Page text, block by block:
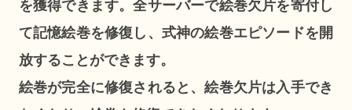
を獲得できます。全サーバーで絵巻欠片を寄付し
て記憶絵巻を修復し、式神の絵巻エピソードを開
放することができます。
絵巻が完全に修復されると、絵巻欠片は入手でき